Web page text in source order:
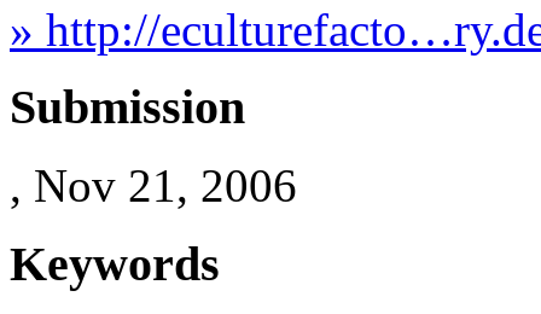
» http://
Submission
, Nov 21, 2006
Keywords